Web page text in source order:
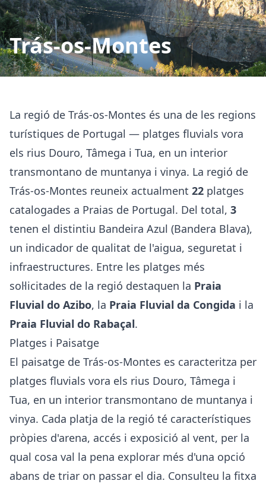
Trás-os-Montes
La regió de Trás-os-Montes és una de les regions
turístiques de Portugal — platges fluvials vora
els rius Douro, Tâmega i Tua, en un interior
transmontano de muntanya i vinya. La regió de
Trás-os-Montes reuneix actualment 22 platges
catalogades a Praias de Portugal. Del total, 3
tenen el distintiu Bandeira Azul (Bandera Blava),
un indicador de qualitat de l'aigua, seguretat i
infraestructures. Entre les platges més
sol·licitades de la regió destaquen la Praia
Fluvial do Azibo, la Praia Fluvial da Congida i la
Praia Fluvial do Rabaçal.
Platges i Paisatge
El paisatge de Trás-os-Montes es caracteritza per
platges fluvials vora els rius Douro, Tâmega i
Tua, en un interior transmontano de muntanya i
vinya. Cada platja de la regió té característiques
pròpies d'arena, accés i exposició al vent, per la
qual cosa val la pena explorar més d'una opció
abans de triar on passar el dia. Consulteu la fitxa